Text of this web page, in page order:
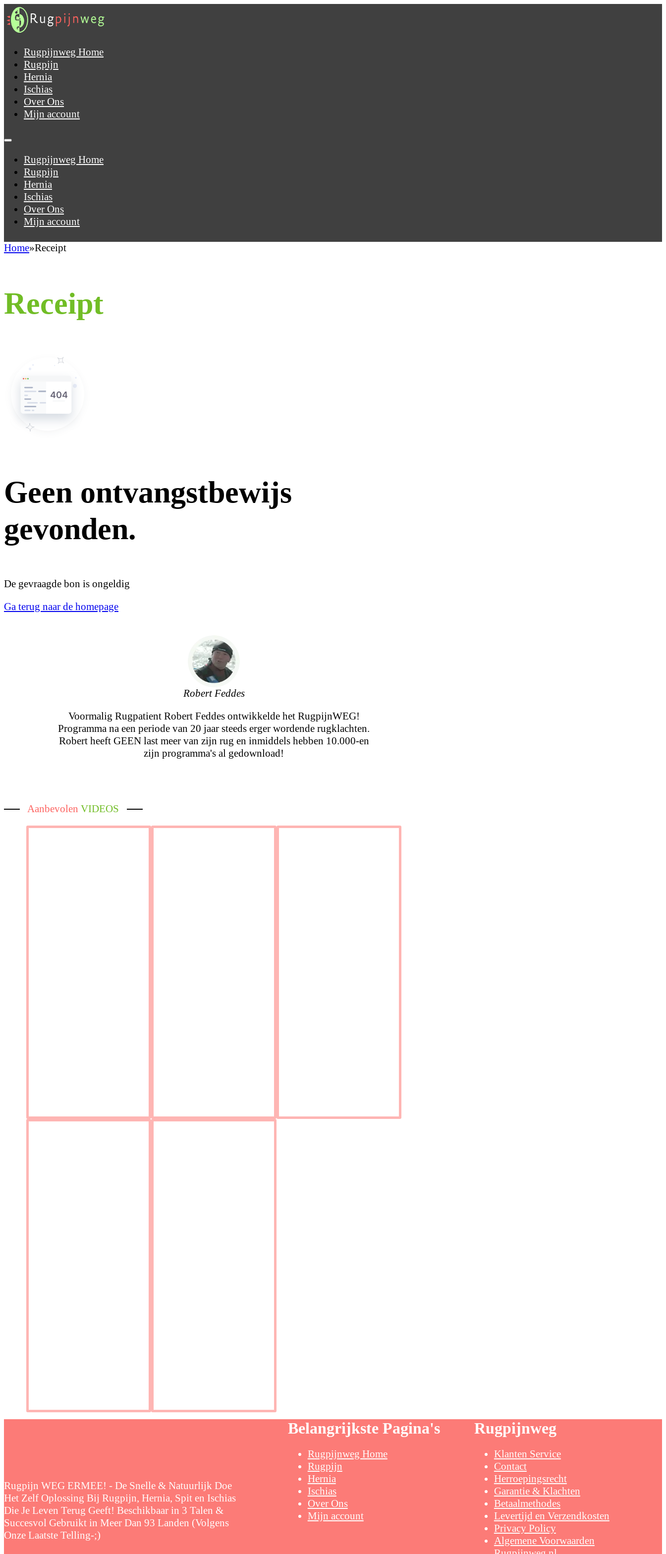
Rugpijnweg Home
Rugpijn
Hernia
Ischias
Over Ons
Mijn account
Rugpijnweg Home
Rugpijn
Hernia
Ischias
Over Ons
Mijn account
Home Receipt
Receipt
Geen ontvangstbewijs
gevonden.
De gevraagde bon is ongeldig
Ga terug naar de homepage
Robert Feddes
Voormalig Rugpatient Robert Feddes ontwikkelde het RugpijnWEG!
Programma na een periode van 20 jaar steeds erger wordende rugklachten.
Robert heeft GEEN last meer van zijn rug en inmiddels hebben 10.000-en
zijn programma's al gedownload!
AanbevolenVIDEOS
Rugpijn WEG ERMEE! - De Snelle & Natuurlijk Doe
Het Zelf Oplossing Bij Rugpijn, Hernia, Spit en Ischias
Die Je Leven Terug Geeft! Beschikbaar in 3 Talen &
Succesvol Gebruikt in Meer Dan 93 Landen (Volgens
Onze Laatste Telling-;)
Belangrijkste Pagina's
Rugpijnweg Home
Rugpijn
Hernia
Ischias
Over Ons
Mijn account
Rugpijnweg
Klanten Service
Contact
Herroepingsrecht
Garantie & Klachten
Betaalmethodes
Levertijd en Verzendkosten
Privacy Policy
Algemene Voorwaarden